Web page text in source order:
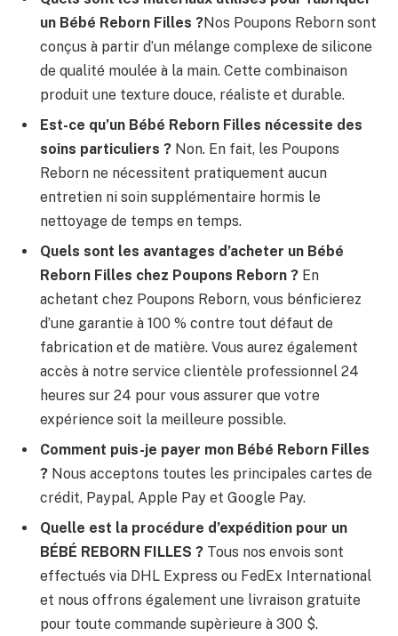
un Bébé Reborn Filles ?Nos Poupons Reborn sont
conçus à partir d’un mélange complexe de silicone
de qualité moulée à la main. Cette combinaison
produit une texture douce, réaliste et durable.
Est-ce qu’un Bébé Reborn Filles nécessite des
soins particuliers ? Non. En fait, les Poupons
Reborn ne nécessitent pratiquement aucun
entretien ni soin supplémentaire hormis le
nettoyage de temps en temps.
Quels sont les avantages d’acheter un Bébé
Reborn Filles chez Poupons Reborn ? En
achetant chez Poupons Reborn, vous bénficierez
d’une garantie à 100 % contre tout défaut de
fabrication et de matière. Vous aurez également
accès à notre service clientèle professionnel 24
heures sur 24 pour vous assurer que votre
expérience soit la meilleure possible.
Comment puis-je payer mon Bébé Reborn Filles
? Nous acceptons toutes les principales cartes de
crédit, Paypal, Apple Pay et Google Pay.
Quelle est la procédure d’expédition pour un
BÉBÉ REBORN FILLES ? Tous nos envois sont
effectués via DHL Express ou FedEx International
et nous offrons également une livraison gratuite
pour toute commande supèrieure à 300 $.